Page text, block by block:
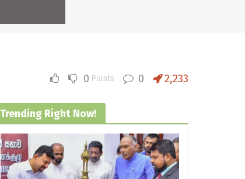
0 Points 0 2,233
Trending Right Now!